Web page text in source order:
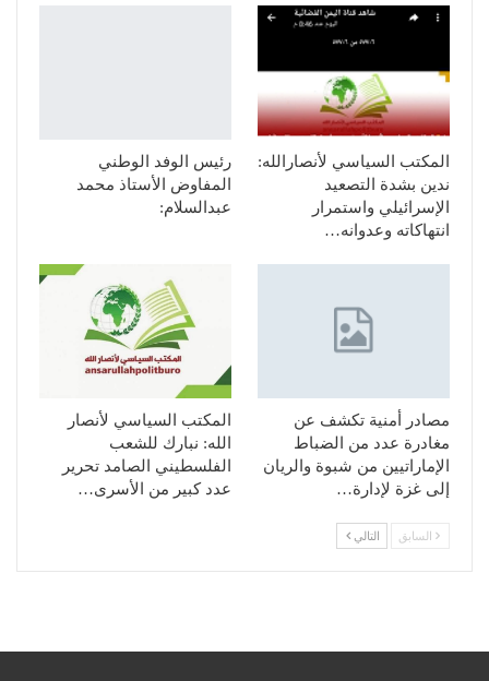
المكتب السياسي لأنصارالله:
ندين بشدة التصعيد
الإسرائيلي واستمرار
انتهاكاته وعدوانه…
رئيس الوفد الوطني
المفاوض الأستاذ محمد
عبدالسلام:
مصادر أمنية تكشف عن
مغادرة عدد من الضباط
الإماراتيين من شبوة والريان
إلى غزة لإدارة…
المكتب السياسي لأنصار
الله: نبارك للشعب
الفلسطيني الصامد تحرير
عدد كبير من الأسرى…
السابق التالي